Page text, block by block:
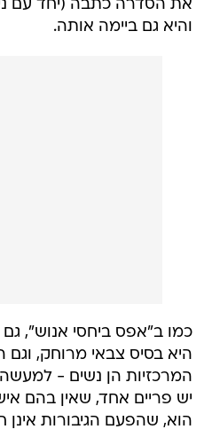
את הסדרה כתבה (יחד עם
והיא גם ביימה אותה.
כמו ב"אפס ביחסי אנוש",
היא בסיס צבאי מרוחק,
המרכזיות הן נשים -
יש פריים אחד, שאין בהם
הוא, שהפעם הגיבורות אינן